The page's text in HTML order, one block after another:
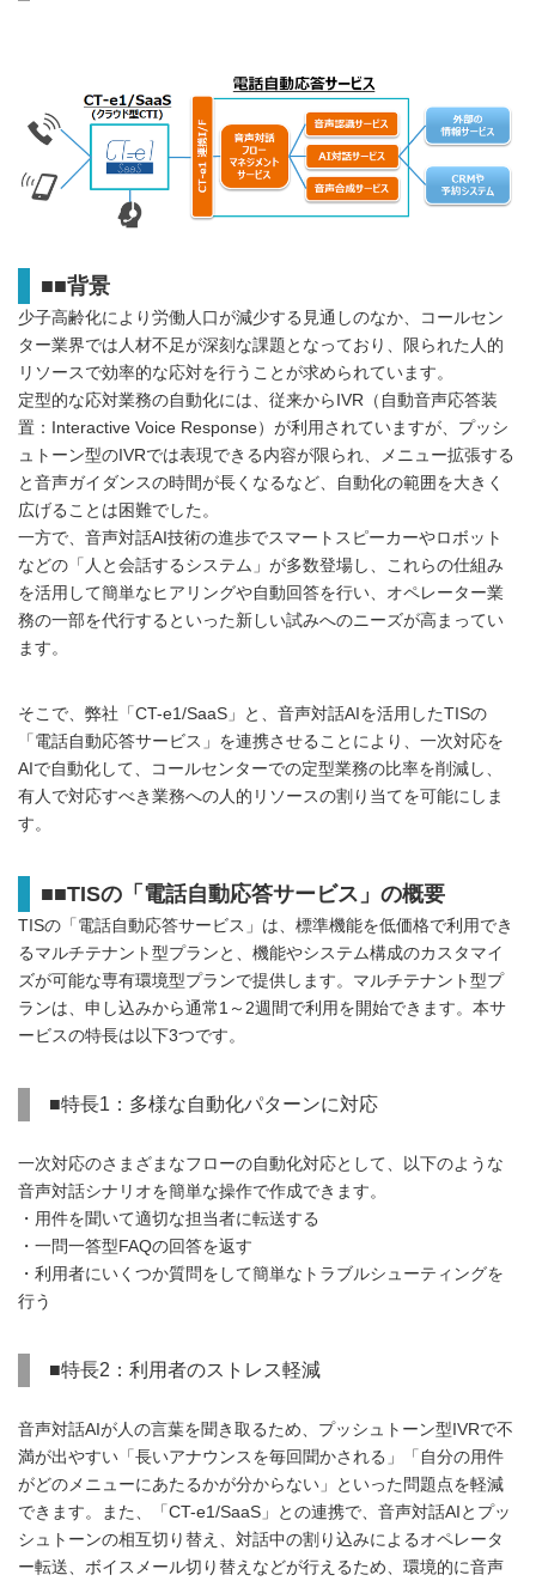
■■背景
少子高齢化により労働人口が減少する見通しのなか、コールセン
ター業界では人材不足が深刻な課題となっており、限られた人的
リソースで効率的な応対を行うことが求められています。
定型的な応対業務の自動化には、従来からIVR（自動音声応答装
置：Interactive Voice Response）が利用されていますが、プッシ
ュトーン型のIVRでは表現できる内容が限られ、メニュー拡張する
と音声ガイダンスの時間が長くなるなど、自動化の範囲を大きく
広げることは困難でした。
一方で、音声対話AI技術の進歩でスマートスピーカーやロボット
などの「人と会話するシステム」が多数登場し、これらの仕組み
を活用して簡単なヒアリングや自動回答を行い、オペレーター業
務の一部を代行するといった新しい試みへのニーズが高まってい
ます。
そこで、弊社「CT-e1/SaaS」と、音声対話AIを活用したTISの
「電話自動応答サービス」を連携させることにより、一次対応を
AIで自動化して、コールセンターでの定型業務の比率を削減し、
有人で対応すべき業務への人的リソースの割り当てを可能にしま
す。
■■TISの「電話自動応答サービス」の概要
TISの「電話自動応答サービス」は、標準機能を低価格で利用でき
るマルチテナント型プランと、機能やシステム構成のカスタマイ
ズが可能な専有環境型プランで提供します。マルチテナント型プ
ランは、申し込みから通常1～2週間で利用を開始できます。本サ
ービスの特長は以下3つです。
■特長1：多様な自動化パターンに対応
一次対応のさまざまなフローの自動化対応として、以下のような
音声対話シナリオを簡単な操作で作成できます。
・用件を聞いて適切な担当者に転送する
・一問一答型FAQの回答を返す
・利用者にいくつか質問をして簡単なトラブルシューティングを
行う
■特長2：利用者のストレス軽減
音声対話AIが人の言葉を聞き取るため、プッシュトーン型IVRで不
満が出やすい「長いアナウンスを毎回聞かされる」「自分の用件
がどのメニューにあたるかが分からない」といった問題点を軽減
できます。また、「CT-e1/SaaS」との連携で、音声対話AIとプッ
シュトーンの相互切り替え、対話中の割り込みによるオペレータ
ー転送、ボイスメール切り替えなどが行えるため、環境的に音声